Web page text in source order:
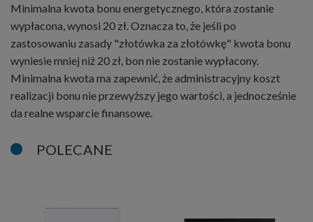
Minimalna kwota bonu energetycznego, która zostanie
wypłacona, wynosi 20 zł. Oznacza to, że jeśli po
zastosowaniu zasady "złotówka za złotówkę" kwota bonu
wyniesie mniej niż 20 zł, bon nie zostanie wypłacony.
Minimalna kwota ma zapewnić, że administracyjny koszt
realizacji bonu nie przewyższy jego wartości, a jednocześnie
da realne wsparcie finansowe.
POLECANE